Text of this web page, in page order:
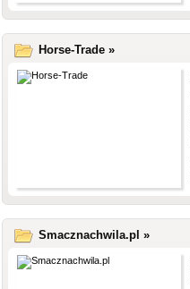
Horse-Trade »
Smacznachwila.pl »